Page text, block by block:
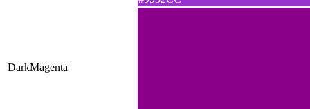
DarkMagenta